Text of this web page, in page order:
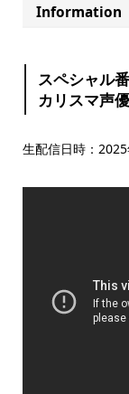
Information
スペシャル
カリスマ声
生配信日時：